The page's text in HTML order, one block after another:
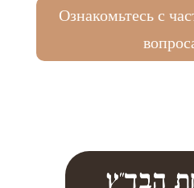
Ознакомьтесь с